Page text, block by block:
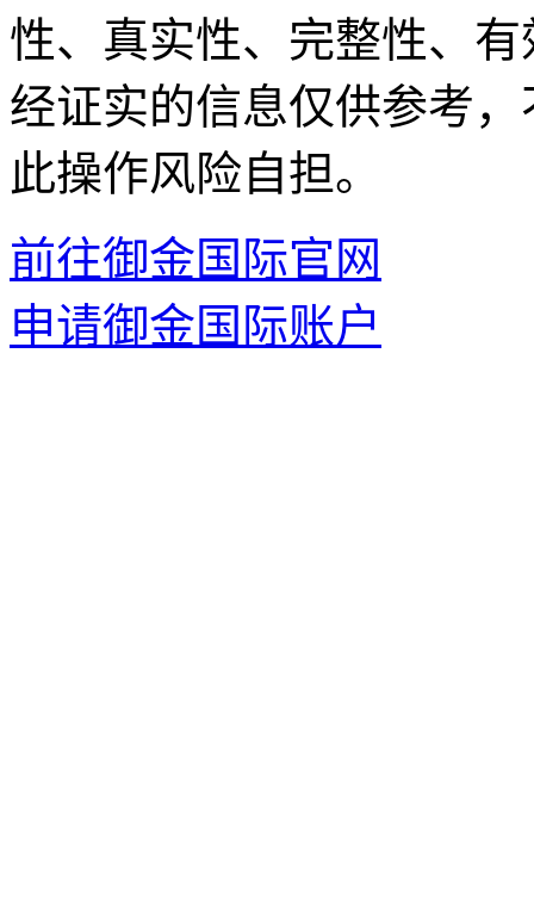
性、真实性、完整性、
经证实的信息仅供参考
此操作风险自担。
前往御金国际官网
申请御金国际账户